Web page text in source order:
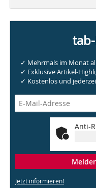
✓ Mehrmals im Monat
✓ Exklusive Artikel-
✓ Kostenlos und
Anti-
Jetzt informieren!